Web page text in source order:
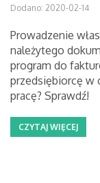
Dodano: 2020-02-14
Prowadzenie
należytego
program do
przedsiębiorcę w
pracę? Sprawdź!
CZYTAJ WIĘCEJ